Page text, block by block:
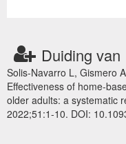
Duiding van
Solis-Navarro L, Gismero
Effectiveness of home-
older adults: a systematic
2022;51:1-10. DOI: